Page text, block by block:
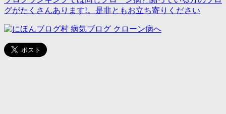
グがたくさんあります!。是非ともお立ち寄りください